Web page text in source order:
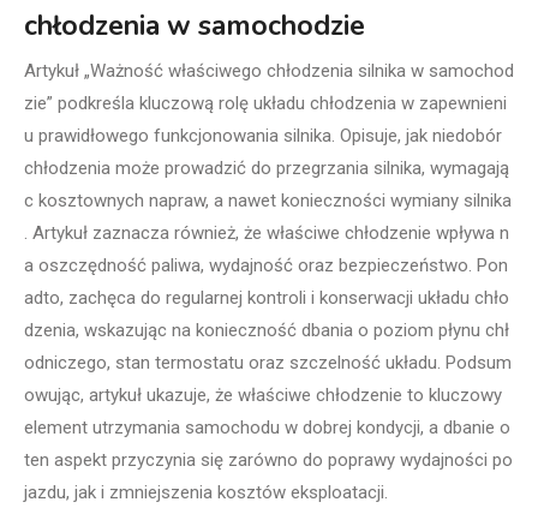
chłodzenia w samochodzie
Artykuł „Ważność właściwego chłodzenia silnika w samochod
zie” podkreśla kluczową rolę układu chłodzenia w zapewnieni
u prawidłowego funkcjonowania silnika. Opisuje, jak niedobór
chłodzenia może prowadzić do przegrzania silnika, wymagają
c kosztownych napraw, a nawet konieczności wymiany silnika
. Artykuł zaznacza również, że właściwe chłodzenie wpływa n
a oszczędność paliwa, wydajność oraz bezpieczeństwo. Pon
adto, zachęca do regularnej kontroli i konserwacji układu chło
dzenia, wskazując na konieczność dbania o poziom płynu chł
odniczego, stan termostatu oraz szczelność układu. Podsum
owując, artykuł ukazuje, że właściwe chłodzenie to kluczowy
element utrzymania samochodu w dobrej kondycji, a dbanie o
ten aspekt przyczynia się zarówno do poprawy wydajności po
jazdu, jak i zmniejszenia kosztów eksploatacji.